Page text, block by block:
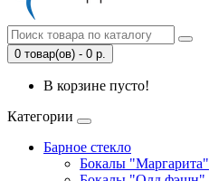
0 товар(ов) - 0 р.
В корзине пусто!
Категории
Барное стекло
Бокалы "Маргарита"